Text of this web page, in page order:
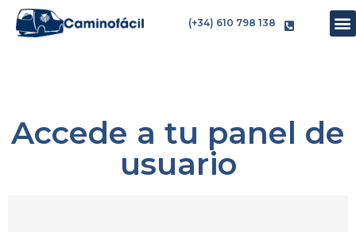
(+34) 610 798 138
Accede a tu panel de
usuario